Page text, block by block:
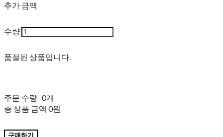
추가 금액
수량
품절된 상품입니다.
주문 수량 0개
총 상품 금액 0원
구매하기